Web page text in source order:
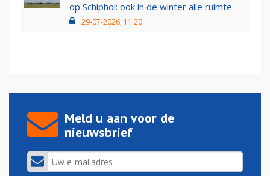
op Schiphol: ook in de winter alle ruimte
29-07-2026, 11:20
Meld u aan voor de
nieuwsbrief